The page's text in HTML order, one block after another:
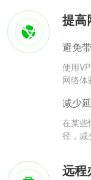
提高
避免
使用
网络体
减少
在某些
径，减
远程